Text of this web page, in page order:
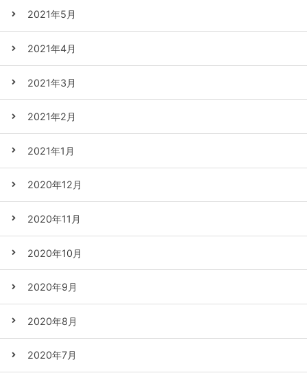
2021年5月
2021年4月
2021年3月
2021年2月
2021年1月
2020年12月
2020年11月
2020年10月
2020年9月
2020年8月
2020年7月